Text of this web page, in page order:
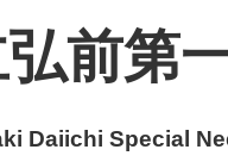
前第
Special